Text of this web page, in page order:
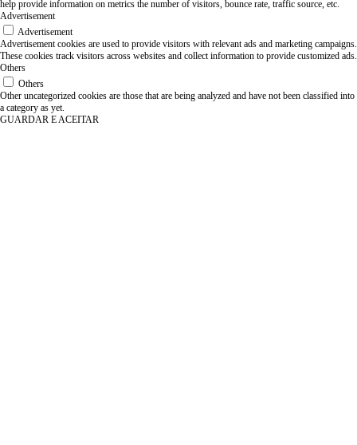
help provide information on metrics the number of visitors, bounce rate, traffic source, etc.
Advertisement
Advertisement
Advertisement cookies are used to provide visitors with relevant ads and marketing campaigns.
These cookies track visitors across websites and collect information to provide customized ads.
Others
Others
Other uncategorized cookies are those that are being analyzed and have not been classified into
a category as yet.
GUARDAR E ACEITAR